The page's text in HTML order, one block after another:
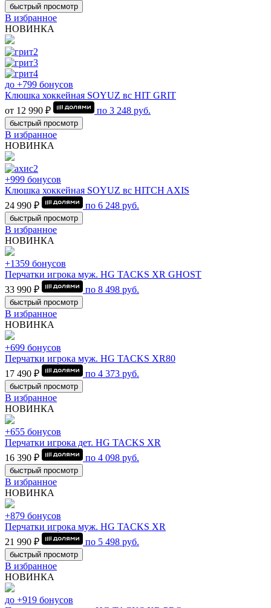
быстрый просмотр
В избранное
НОВИНКА
до +799 бонусов
Клюшка хоккейная SOYUZ вс HIT GRIT
от 12 990 ₽
по 3 248 руб.
быстрый просмотр
В избранное
НОВИНКА
+999 бонусов
Клюшка хоккейная SOYUZ вс HITCH AXIS
24 990 ₽
по 6 248 руб.
быстрый просмотр
В избранное
НОВИНКА
+1359 бонусов
Перчатки игрока муж. HG TACKS XR GHOST
33 990 ₽
по 8 498 руб.
быстрый просмотр
В избранное
НОВИНКА
+699 бонусов
Перчатки игрока муж. HG TACKS XR80
17 490 ₽
по 4 373 руб.
быстрый просмотр
В избранное
НОВИНКА
+655 бонусов
Перчатки игрока дет. HG TACKS XR
16 390 ₽
по 4 098 руб.
быстрый просмотр
В избранное
НОВИНКА
+879 бонусов
Перчатки игрока муж. HG TACKS XR
21 990 ₽
по 5 498 руб.
быстрый просмотр
В избранное
НОВИНКА
до +919 бонусов